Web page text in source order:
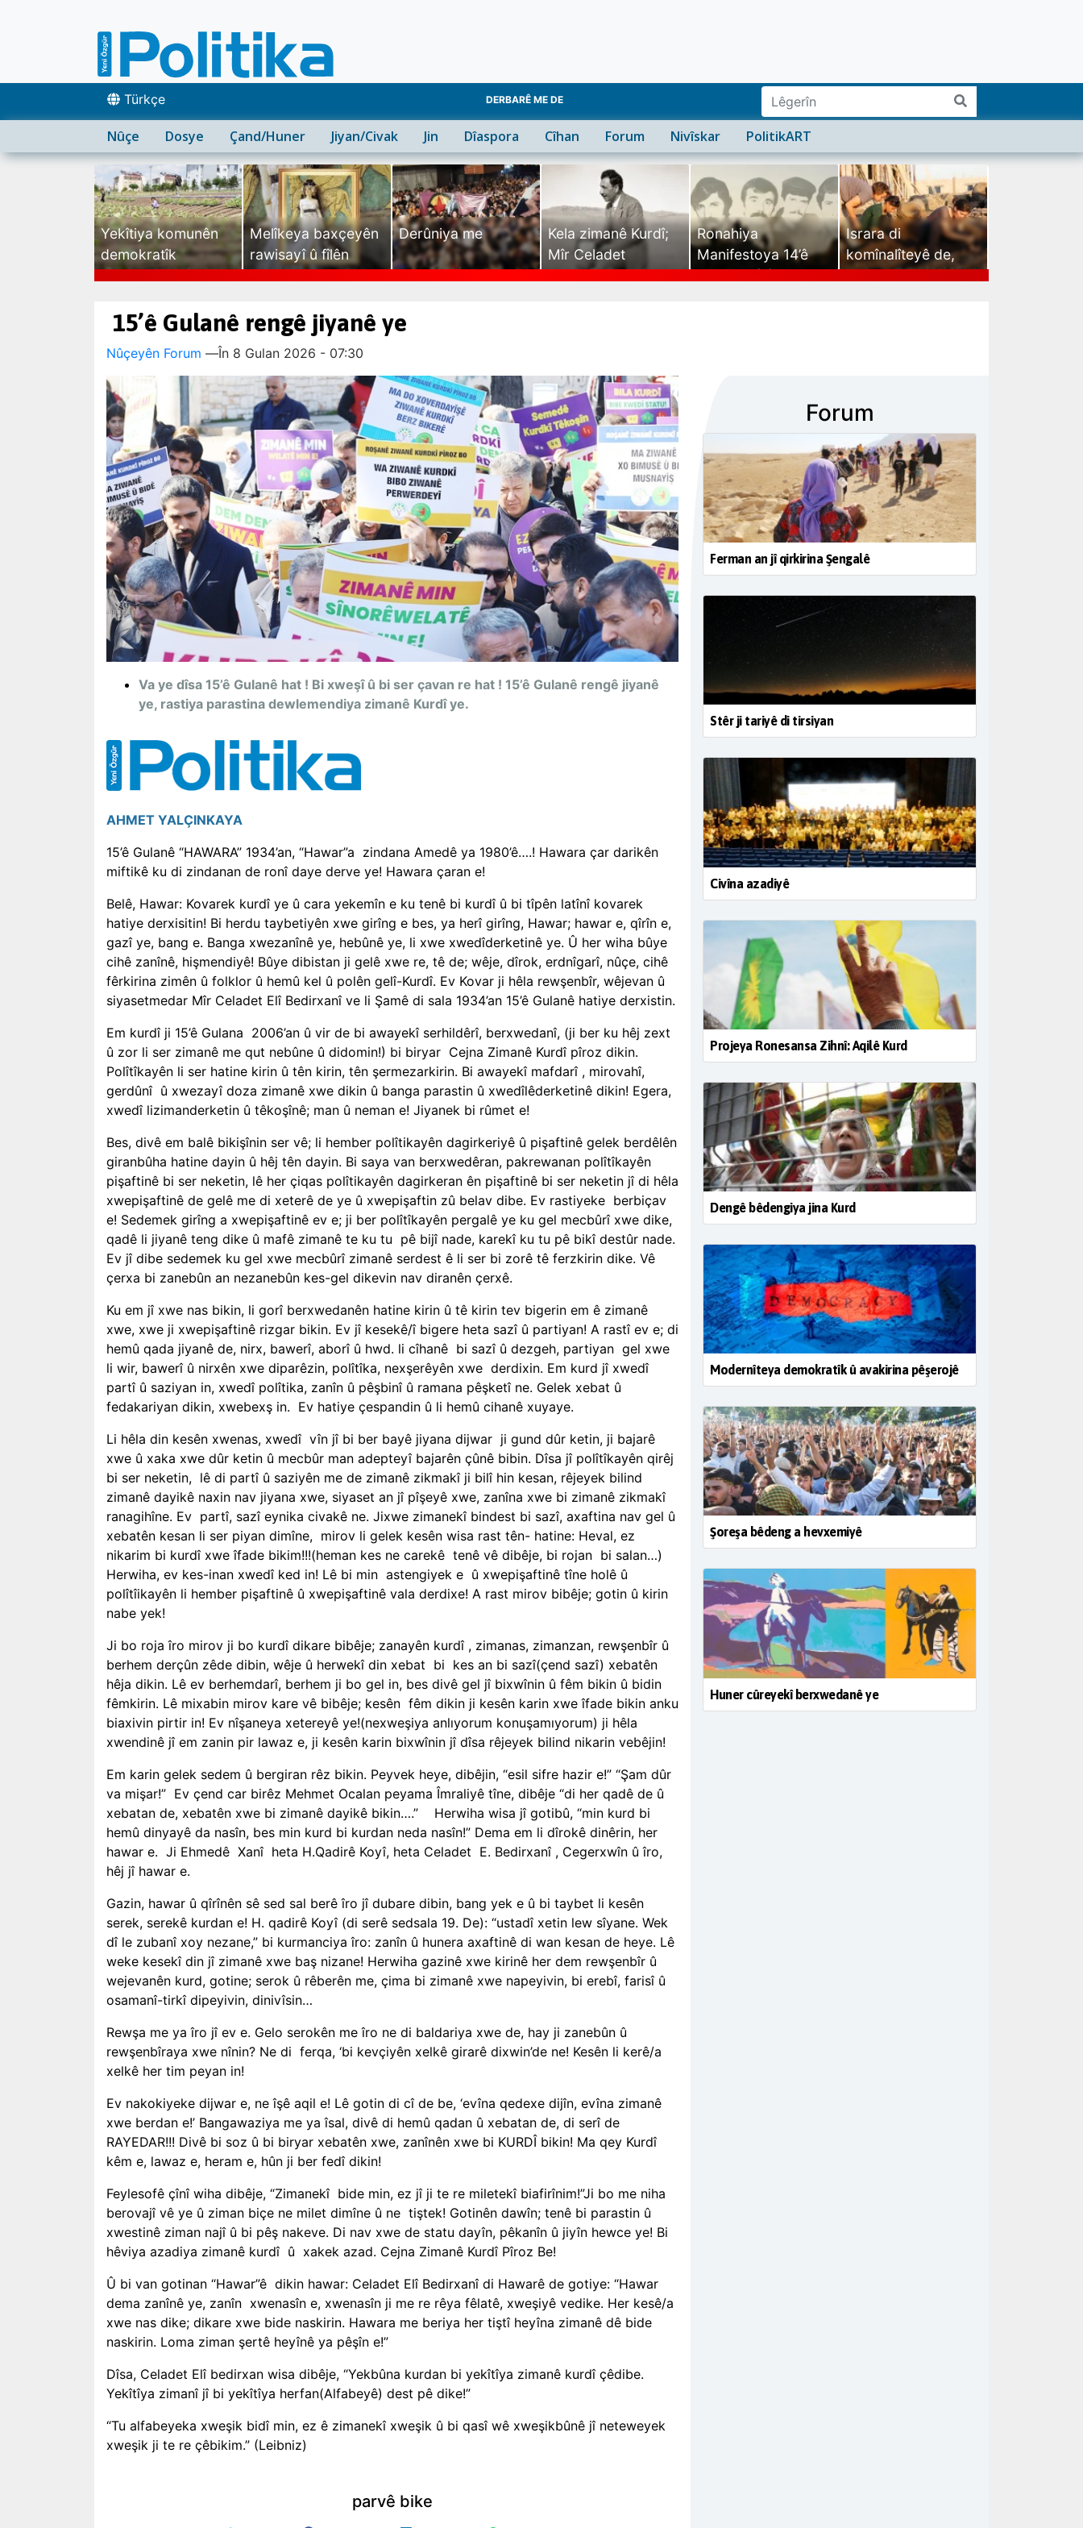
Türkçe DERBARÊ ME DE
Nûçe Dosye Çand/Huner Jiyan/Civak Jin Dîaspora Cîhan Forum Nivîskar PolitikART
Yekîtiya komunên
demokratîk
Melîkeya baxçeyên
rawisayî û fîlên
Derûniya me
Kela zimanê Kurdî;
Mîr Celadet
Ronahiya
Manifestoya 14’ê
Israra di
komînalîteyê de,
15’ê Gulanê rengê jiyanê ye
Nûçeyên Forum —În 8 Gulan 2026 - 07:30
Va ye dîsa 15’ê Gulanê hat ! Bi xweşî û bi ser çavan re hat ! 15’ê Gulanê rengê jiyanê
ye, rastiya parastina dewlemendiya zimanê Kurdî ye.
AHMET YALÇINKAYA
15’ê Gulanê “HAWARA” 1934’an, “Hawar”a zindana Amedê ya 1980’ê….! Hawara çar darikên
miftikê ku di zindanan de ronî daye derve ye! Hawara çaran e!
Belê, Hawar: Kovarek kurdî ye û cara yekemîn e ku tenê bi kurdî û bi tîpên latînî kovarek
hatiye derxisitin! Bi herdu taybetiyên xwe girîng e bes, ya herî girîng, Hawar; hawar e, qîrîn e,
gazî ye, bang e. Banga xwezanînê ye, hebûnê ye, li xwe xwedîderketinê ye. Û her wiha bûye
cihê zanînê, hişmendiyê! Bûye dibistan ji gelê xwe re, tê de; wêje, dîrok, erdnîgarî, nûçe, cihê
fêrkirina zimên û folklor û hemû kel û polên gelî-Kurdî. Ev Kovar ji hêla rewşenbîr, wêjevan û
siyasetmedar Mîr Celadet Elî Bedirxanî ve li Şamê di sala 1934’an 15’ê Gulanê hatiye derxistin.
Em kurdî ji 15’ê Gulana 2006’an û vir de bi awayekî serhildêrî, berxwedanî, (ji ber ku hêj zext
û zor li ser zimanê me qut nebûne û didomin!) bi biryar Cejna Zimanê Kurdî pîroz dikin.
Polîtîkayên li ser hatine kirin û tên kirin, tên şermezarkirin. Bi awayekî mafdarî , mirovahî,
gerdûnî û xwezayî doza zimanê xwe dikin û banga parastin û xwedîlêderketinê dikin! Egera,
xwedî lizimanderketin û têkoşînê; man û neman e! Jiyanek bi rûmet e!
Bes, divê em balê bikişînin ser vê; li hember polîtikayên dagirkeriyê û pişaftinê gelek berdêlên
giranbûha hatine dayin û hêj tên dayin. Bi saya van berxwedêran, pakrewanan polîtîkayên
pişaftinê bi ser neketin, lê her çiqas polîtikayên dagirkeran ên pişaftinê bi ser neketin jî di hêla
xwepişaftinê de gelê me di xeterê de ye û xwepişaftin zû belav dibe. Ev rastiyeke berbiçav
e! Sedemek girîng a xwepişaftinê ev e; ji ber polîtîkayên pergalê ye ku gel mecbûrî xwe dike,
qadê li jiyanê teng dike û mafê zimanê te ku tu pê bijî nade, karekî ku tu pê bikî destûr nade.
Ev jî dibe sedemek ku gel xwe mecbûrî zimanê serdest ê li ser bi zorê tê ferzkirin dike. Vê
çerxa bi zanebûn an nezanebûn kes-gel dikevin nav diranên çerxê.
Ku em jî xwe nas bikin, li gorî berxwedanên hatine kirin û tê kirin tev bigerin em ê zimanê
xwe, xwe ji xwepişaftinê rizgar bikin. Ev jî kesekê/î bigere heta sazî û partiyan! A rastî ev e; di
hemû qada jiyanê de, nirx, bawerî, aborî û hwd. li cîhanê bi sazî û dezgeh, partiyan gel xwe
li wir, bawerî û nirxên xwe diparêzin, polîtîka, nexşerêyên xwe derdixin. Em kurd jî xwedî
partî û saziyan in, xwedî polîtika, zanîn û pêşbinî û ramana pêşketî ne. Gelek xebat û
fedakariyan dikin, xwebexş in. Ev hatiye çespandin û li hemû cihanê xuyaye.
Li hêla din kesên xwenas, xwedî vîn jî bi ber bayê jiyana dijwar ji gund dûr ketin, ji bajarê
xwe û xaka xwe dûr ketin û mecbûr man adepteyî bajarên çûnê bibin. Dîsa jî polîtîkayên qirêj
bi ser neketin, lê di partî û saziyên me de zimanê zikmakî ji bilî hin kesan, rêjeyek bilind
zimanê dayikê naxin nav jiyana xwe, siyaset an jî pîşeyê xwe, zanîna xwe bi zimanê zikmakî
ranagihîne. Ev partî, sazî eynika civakê ne. Jixwe zimanekî bindest bi sazî, axaftina nav gel û
xebatên kesan li ser piyan dimîne, mirov li gelek kesên wisa rast tên- hatine: Heval, ez
nikarim bi kurdî xwe îfade bikim!!!(heman kes ne carekê tenê vê dibêje, bi rojan bi salan…)
Herwiha, ev kes-inan xwedî ked in! Lê bi min astengiyek e û xwepişaftinê tîne holê û
polîtîikayên li hember pişaftinê û xwepişaftinê vala derdixe! A rast mirov bibêje; gotin û kirin
nabe yek!
Ji bo roja îro mirov ji bo kurdî dikare bibêje; zanayên kurdî , zimanas, zimanzan, rewşenbîr û
berhem derçûn zêde dibin, wêje û herwekî din xebat bi kes an bi sazî(çend sazî) xebatên
hêja dikin. Lê ev berhemdarî, berhem ji bo gel in, bes divê gel jî bixwînin û fêm bikin û bidin
fêmkirin. Lê mixabin mirov kare vê bibêje; kesên fêm dikin ji kesên karin xwe îfade bikin anku
biaxivin pirtir in! Ev nîşaneya xetereyê ye!(nexweşiya anlıyorum konuşamıyorum) ji hêla
xwendinê jî em zanin pir lawaz e, ji kesên karin bixwînin jî dîsa rêjeyek bilind nikarin vebêjin!
Em karin gelek sedem û bergiran rêz bikin. Peyvek heye, dibêjin, “esil sifre hazir e!” “Şam dûr
va mişar!” Ev çend car birêz Mehmet Ocalan peyama Îmraliyê tîne, dibêje “di her qadê de û
xebatan de, xebatên xwe bi zimanê dayikê bikin….”
Herwiha wisa jî gotibû, “min kurd bi
hemû dinyayê da nasîn, bes min kurd bi kurdan neda nasîn!” Dema em li dîrokê dinêrin, her
hawar e. Ji Ehmedê Xanî heta H.Qadirê Koyî, heta Celadet E. Bedirxanî , Cegerxwîn û îro,
hêj jî hawar e.
Gazin, hawar û qîrînên sê sed sal berê îro jî dubare dibin, bang yek e û bi taybet li kesên
serek, serekê kurdan e! H. qadirê Koyî (di serê sedsala 19. De): “ustadî xetin lew sîyane. Wek
dî le zubanî xoy nezane,” bi kurmanciya îro: zanîn û hunera axaftinê di wan kesan de heye. Lê
weke kesekî din jî zimanê xwe baş nizane! Herwiha gazinê xwe kirinê her dem rewşenbîr û
wejevanên kurd, gotine; serok û rêberên me, çima bi zimanê xwe napeyivin, bi erebî, farisî û
osamanî-tirkî dipeyivin, dinivîsin…
Rewşa me ya îro jî ev e. Gelo serokên me îro ne di baldariya xwe de, hay ji zanebûn û
rewşenbîraya xwe nînin? Ne di ferqa, ‘bi kevçiyên xelkê girarê dixwin’de ne! Kesên li kerê/a
xelkê her tim peyan in!
Ev nakokiyeke dijwar e, ne îşê aqil e! Lê gotin di cî de be, ‘evîna qedexe dijîn, evîna zimanê
xwe berdan e!’ Bangawaziya me ya îsal, divê di hemû qadan û xebatan de, di serî de
RAYEDAR!!! Divê bi soz û bi biryar xebatên xwe, zanînên xwe bi KURDÎ bikin! Ma qey Kurdî
kêm e, lawaz e, heram e, hûn ji ber fedî dikin!
Feylesofê çînî wiha dibêje, “Zimanekî bide min, ez jî ji te re miletekî biafirînim!”Ji bo me niha
berovajî vê ye û ziman biçe ne milet dimîne û ne tiştek! Gotinên dawîn; tenê bi parastin û
xwestinê ziman najî û bi pêş nakeve. Di nav xwe de statu dayîn, pêkanîn û jiyîn hewce ye! Bi
hêviya azadiya zimanê kurdî û xakek azad. Cejna Zimanê Kurdî Pîroz Be!
Û bi van gotinan “Hawar”ê dikin hawar: Celadet Elî Bedirxanî di Hawarê de gotiye: “Hawar
dema zanînê ye, zanîn xwenasîn e, xwenasîn ji me re rêya fêlatê, xweşiyê vedike. Her kesê/a
xwe nas dike; dikare xwe bide naskirin. Hawara me beriya her tiştî heyîna zimanê dê bide
naskirin. Loma ziman şertê heyînê ya pêşîn e!”
Dîsa, Celadet Elî bedirxan wisa dibêje, “Yekbûna kurdan bi yekîtîya zimanê kurdî çêdibe.
Yekîtîya zimanî jî bi yekîtîya herfan(Alfabeyê) dest pê dike!”
“Tu alfabeyeka xweşik bidî min, ez ê zimanekî xweşik û bi qasî wê xweşikbûnê jî neteweyek
xweşik ji te re çêbikim.” (Leibniz)
parvê bike
Forum
Ferman an jî qirkirina Şengalê
Stêr ji tariyê di tirsiyan
Civîna azadiyê
Projeya Ronesansa Zihnî: Aqilê Kurd
Dengê bêdengiya jina Kurd
Modernîteya demokratîk û avakirina pêşerojê
Şoreşa bêdeng a hevxemiyê
Huner cûreyekî berxwedanê ye